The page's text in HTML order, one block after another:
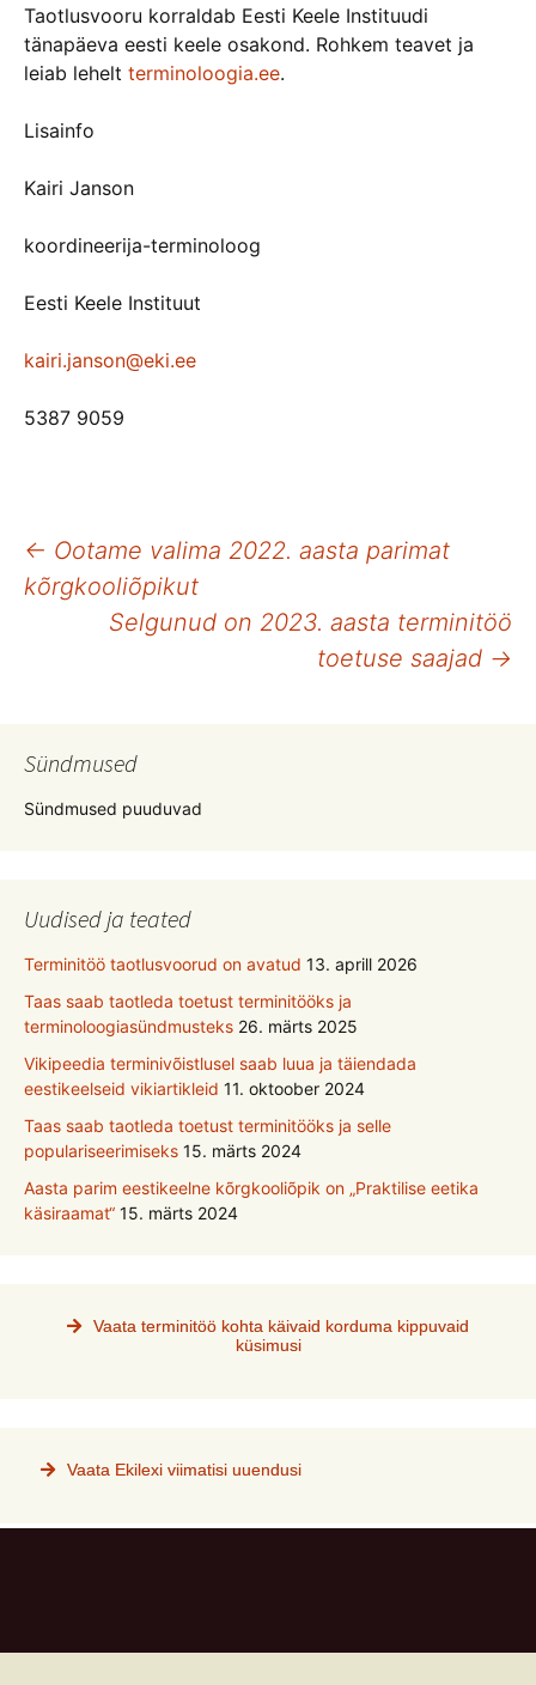
Taotlusvooru korraldab Eesti Keele Instituudi
tänapäeva eesti keele osakond. Rohkem teavet ja
leiab lehelt terminoloogia.ee.
Lisainfo
Kairi Janson
koordineerija-terminoloog
Eesti Keele Instituut
kairi.janson@eki.ee
5387 9059
Postituste
töölaud
← Ootame valima 2022. aasta parimat
kõrgkooliõpikut
Selgunud on 2023. aasta terminitöö
toetuse saajad →
Sündmused
Sündmused puuduvad
Uudised ja teated
Terminitöö taotlusvoorud on avatud 13. aprill 2026
Taas saab taotleda toetust terminitööks ja
terminoloogiasündmusteks 26. märts 2025
Vikipeedia terminivõistlusel saab luua ja täiendada
eestikeelseid vikiartikleid 11. oktoober 2024
Taas saab taotleda toetust terminitööks ja selle
populariseerimiseks 15. märts 2024
Aasta parim eestikeelne kõrgkooliõpik on „Praktilise eetika
käsiraamat“ 15. märts 2024
Vaata terminitöö kohta käivaid korduma kippuvaid
küsimusi
Vaata Ekilexi viimatisi uuendusi